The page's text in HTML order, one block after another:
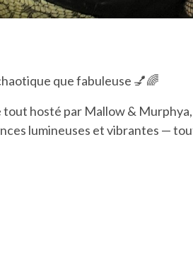
que fabuleuse 💅🌈
hosté par Mallow &
lumineuses et vibrantes —